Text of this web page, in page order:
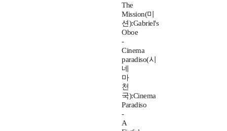
The
Mission(미
션):Gabriel's
Oboe
-
Cinema
paradiso(시
네
마
천
국):Cinema
Paradiso
-
A